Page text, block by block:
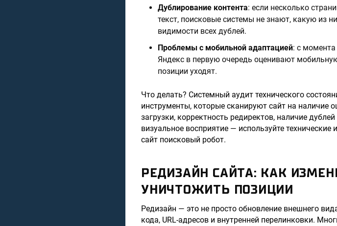
Дублирование контента: если несколько
текст, поисковые системы не знают, какую из
видимости всех дублей.
Проблемы с мобильной адаптацией: с момента
Яндекс в первую очередь оценивают
позиции уходят.
Что делать? Системный аудит технического
инструменты, которые сканируют сайт на наличие
загрузки, корректность редиректов, наличие
визуальное восприятие — используйте
сайт поисковый робот.
РЕДИЗАЙН САЙТА: КАК
УНИЧТОЖИТЬ ПОЗИЦИИ
Редизайн — это не просто обновление внешнего
кода, URL-адресов и внутренней перелинковки.